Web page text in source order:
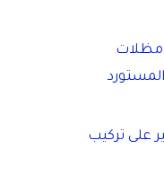
مظلات
على تركيب